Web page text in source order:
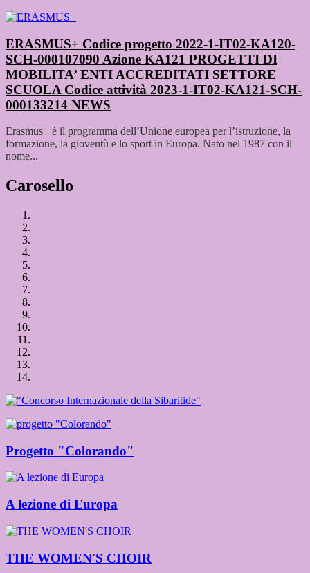
ERASMUS+ Codice progetto 2022-1-IT02-KA120-
SCH-000107090 Azione KA121 PROGETTI DI
MOBILITA’ ENTI ACCREDITATI SETTORE
SCUOLA Codice attività 2023-1-IT02-KA121-SCH-
000133214 NEWS
Erasmus+ è il programma dell’Unione europea per l’istruzione, la
formazione, la gioventù e lo sport in Europa. Nato nel 1987 con il
nome...
Carosello
Progetto "Colorando"
A lezione di Europa
THE WOMEN'S CHOIR